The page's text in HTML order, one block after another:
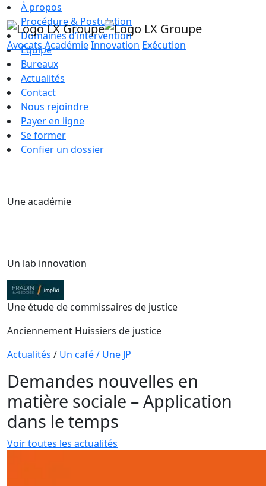
AvocatsAcadémieInnovation Exécution
À propos
Procédure & Postulation
Domaines d’intervention
Équipe
Bureaux
Actualités
Contact
Nous rejoindre
Payer en ligne
Se former
Confier un dossier
Une académie
Un lab innovation
Une étude de commissaires de justice
Anciennement Huissiers de justice
Actualités / Un café / Une JP
Demandes nouvelles en
matière sociale – Application
dans le temps
Voir toutes les actualités